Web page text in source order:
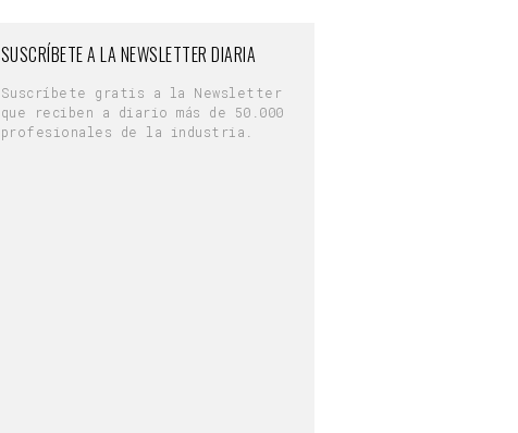
SUSCRÍBETE A LA NEWSLETTER DIARIA
Suscríbete gratis a la Newsletter
que reciben a diario más de 50.000
profesionales de la industria.